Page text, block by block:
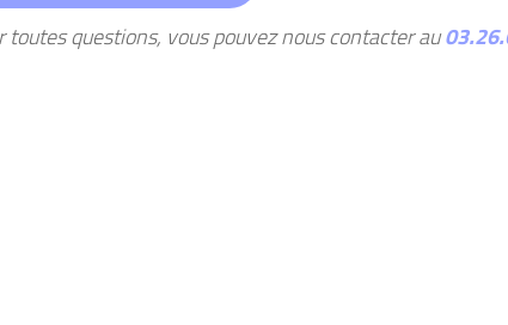
toutes questions, vous pouvez nous contacter au